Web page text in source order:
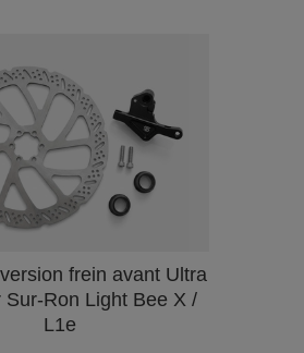
frein avant Ultra
Sur-Ron Light Bee X /
L1e